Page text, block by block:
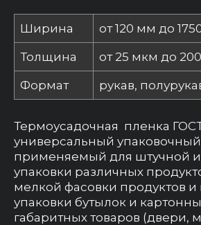
Ширина от 120 мм до
Толщина от 25 мкм до
Формат рукав,
Термоусадочная пленка ГОСТ
универсальный
применяемый для штучной
упаковки различных
мелкой фасовки продуктов и
упаковки бутылок и
габаритных товаров (двери,